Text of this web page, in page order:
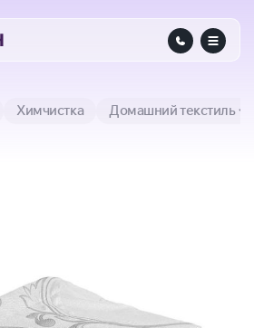
Химчистка Домашний текстиль